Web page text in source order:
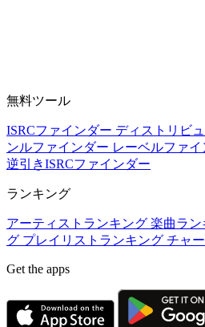
無料ツール
ISRCファインダー ディストリビ
ンルファインダー レーベルファイ
逆引きISRCファインダー
ランキング
アーティストランキング 楽曲ラン
グ プレイリストランキング チャー
Get the apps